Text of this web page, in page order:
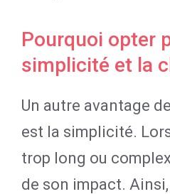
Pourquoi opter
simplicité et la
Un autre avantage
est la simplicité.
trop long ou
de son impact.